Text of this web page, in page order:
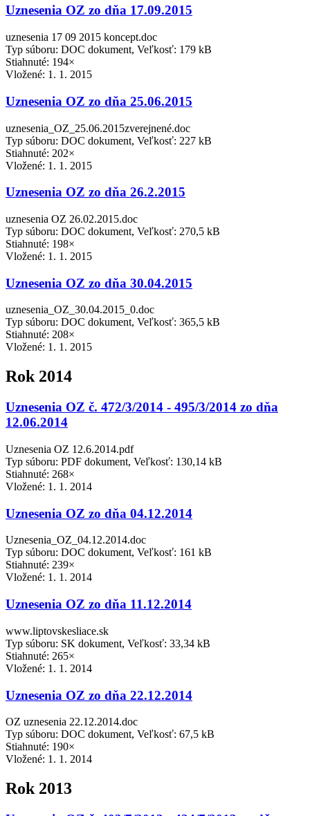
Uznesenia OZ zo dňa 17.09.2015
uznesenia 17 09 2015 koncept.doc
Typ súboru: DOC dokument, Veľkosť: 179 kB
Stiahnuté: 194×
Vložené: 1. 1. 2015
Uznesenia OZ zo dňa 25.06.2015
uznesenia_OZ_25.06.2015zverejnené.doc
Typ súboru: DOC dokument, Veľkosť: 227 kB
Stiahnuté: 202×
Vložené: 1. 1. 2015
Uznesenia OZ zo dňa 26.2.2015
uznesenia OZ 26.02.2015.doc
Typ súboru: DOC dokument, Veľkosť: 270,5 kB
Stiahnuté: 198×
Vložené: 1. 1. 2015
Uznesenia OZ zo dňa 30.04.2015
uznesenia_OZ_30.04.2015_0.doc
Typ súboru: DOC dokument, Veľkosť: 365,5 kB
Stiahnuté: 208×
Vložené: 1. 1. 2015
Rok 2014
Uznesenia OZ č. 472/3/2014 - 495/3/2014 zo dňa
12.06.2014
Uznesenia OZ 12.6.2014.pdf
Typ súboru: PDF dokument, Veľkosť: 130,14 kB
Stiahnuté: 268×
Vložené: 1. 1. 2014
Uznesenia OZ zo dňa 04.12.2014
Uznesenia_OZ_04.12.2014.doc
Typ súboru: DOC dokument, Veľkosť: 161 kB
Stiahnuté: 239×
Vložené: 1. 1. 2014
Uznesenia OZ zo dňa 11.12.2014
www.liptovskesliace.sk
Typ súboru: SK dokument, Veľkosť: 33,34 kB
Stiahnuté: 265×
Vložené: 1. 1. 2014
Uznesenia OZ zo dňa 22.12.2014
OZ uznesenia 22.12.2014.doc
Typ súboru: DOC dokument, Veľkosť: 67,5 kB
Stiahnuté: 190×
Vložené: 1. 1. 2014
Rok 2013